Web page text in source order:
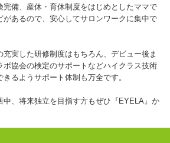
完備、産休・育休制度をはじめとしたママで
があるので、安心してサロンワークに集中で
充実した研修制度はもちろん、デビュー後ま
ボ協会の検定のサポートなどハイクラス技術
るようサポート体制も万全です。
中、将来独立を目指す方もぜひ『EYELA』か